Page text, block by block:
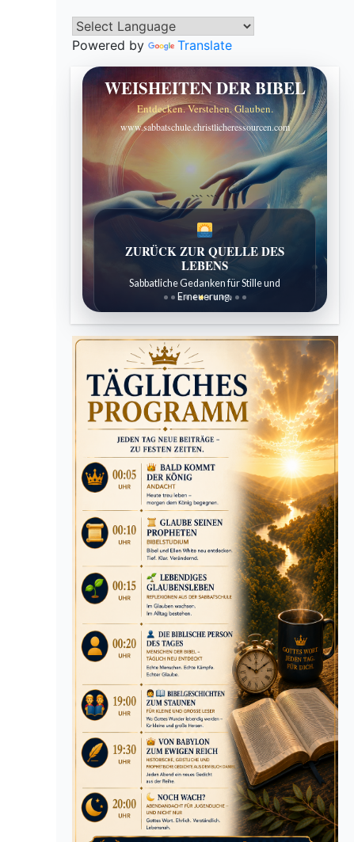
Powered by Translate
WEISHEITEN DER BIBEL
Entdecken. Verstehen. Glauben.
www.sabbatschule.christlicheressourcen.com
```
ZURÜCK ZUR QUELLE DES
LEBENS
Sabbatliche Gedanken für Stille und
Erneuerung.
```